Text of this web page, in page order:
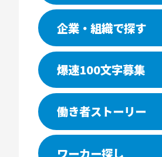
企業・組織で探す
爆速100文字募集
働き者ストーリー
ワーカー探し